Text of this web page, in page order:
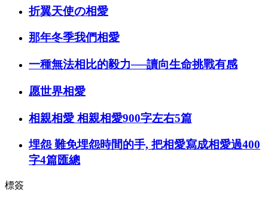
折翼天使の相愛
那年冬季我們相愛
一種無法相比的毅力──讀向生命挑戰有感
愿世界相愛
相親相愛 相親相愛900字左右5篇
埋怨 難免埋怨時間的手, 把相愛寫成相愛過400
字4篇匯總
標簽